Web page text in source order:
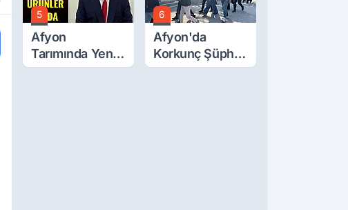
5
Afyon
Tarımında Yeni
Ürünler Yolda
6
Afyon'da
Korkunç Şüphe!
Düştü Mü,